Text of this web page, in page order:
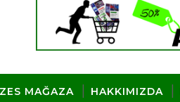
MAĞAZA HAKKIMIZDA